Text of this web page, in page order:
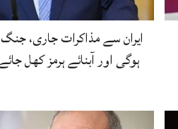
ایران سے مذاکرات جاری،
ہوگی اور آبنائے ہرمز کھل